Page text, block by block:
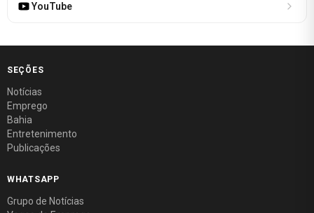
YouTube
SEÇÕES
Notícias
Emprego
Bahia
Entretenimento
Publicações
WHATSAPP
Grupo de Notícias